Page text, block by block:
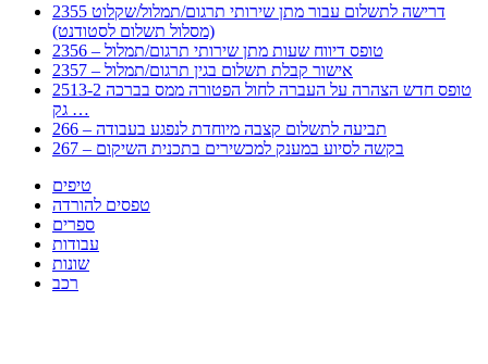
2355 דרישה לתשלום עבור מתן שירותי תרגום/תמלול/שקלוט
(מסלול תשלום לסטודנט)
2356 – טופס דיווח שעות מתן שירותי תרגום/תמלול
2357 – אישור קבלת תשלום בגין תרגום/תמלול
2513-2 טופס חדש הצהרה על העברה לחול הפטורה ממס בברכה
גק …
266 – תביעה לתשלום קצבה מיוחדת לנפגע בעבודה
267 – בקשה לסיוע במענק למכשירים בתכנית השיקום
טיפים
טפסים להורדה
ספרים
עבודות
שונות
רכב